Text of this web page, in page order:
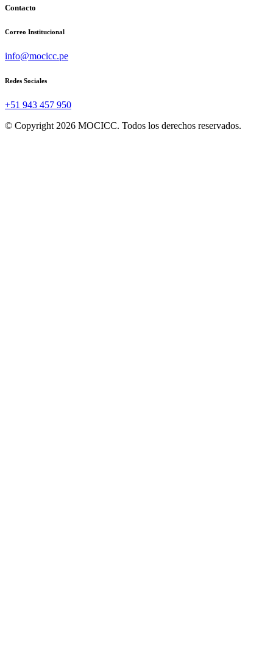
Contacto
Correo Institucional
info@mocicc.pe
Redes Sociales
+51 943 457 950
© Copyright 2026 MOCICC. Todos los derechos reservados.